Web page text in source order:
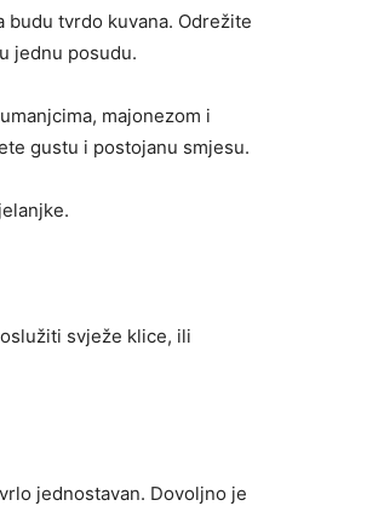
budu tvrdo kuvana. Odrežite
jednu posudu.
majonezom i
gustu i postojanu smjesu.
svježe klice, ili
jednostavan. Dovoljno je